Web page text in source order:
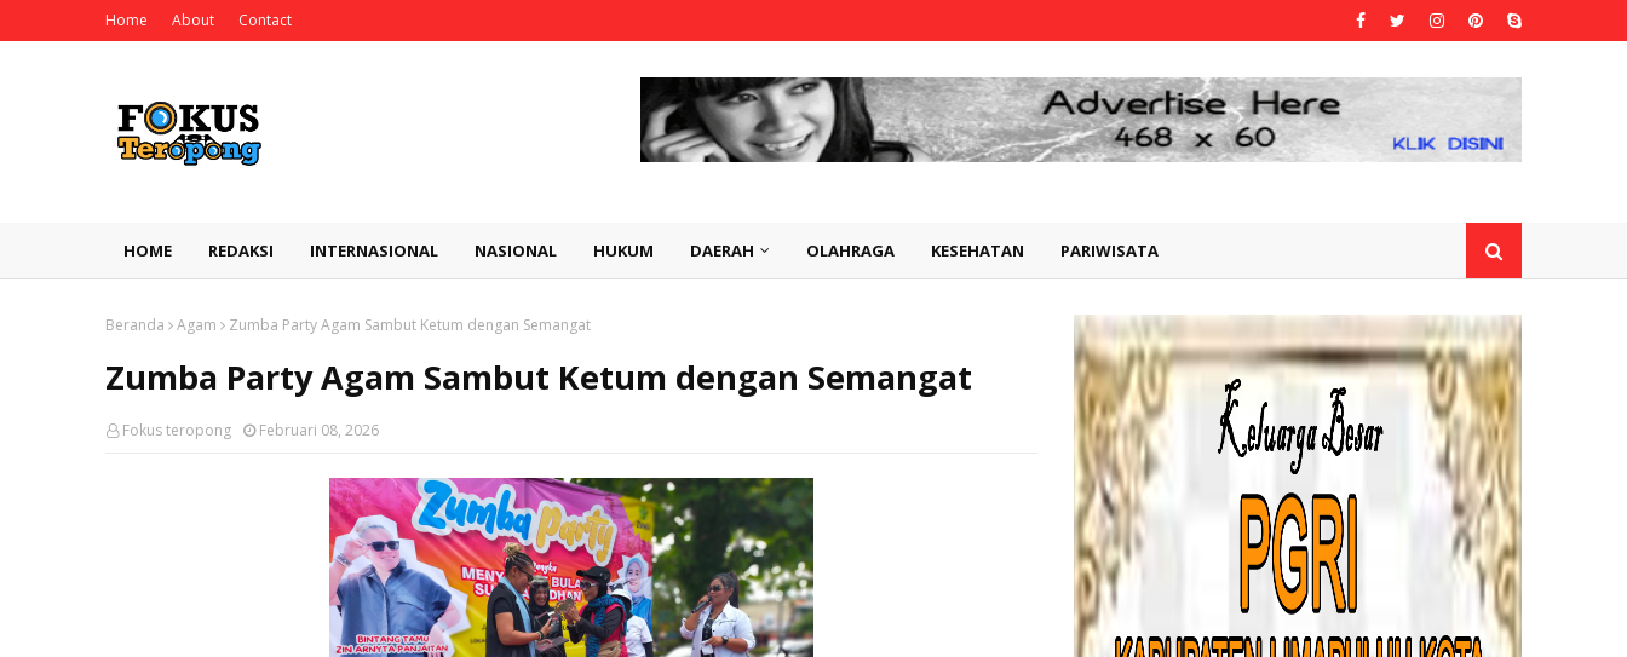
Home About Contact
HOME REDAKSI INTERNASIONAL NASIONAL HUKUM DAERAH OLAHRAGA KESEHATAN PARIWISATA
Beranda Agam Zumba Party Agam Sambut Ketum dengan Semangat
Zumba Party Agam Sambut Ketum dengan Semangat
Fokus teropong Februari 08, 2026